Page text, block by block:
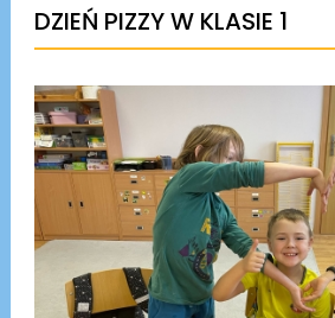
DZIEŃ PIZZY W KLASIE 1